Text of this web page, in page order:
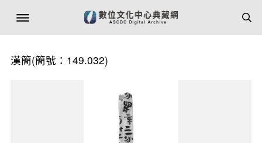
漢簡(簡號：149.032)